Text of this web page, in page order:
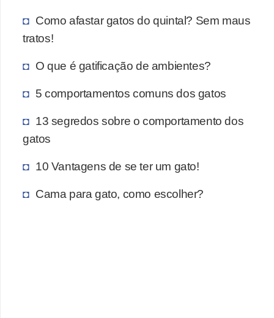
Como afastar gatos do quintal? Sem maus
tratos!
O que é gatificação de ambientes?
5 comportamentos comuns dos gatos
13 segredos sobre o comportamento dos
gatos
10 Vantagens de se ter um gato!
Cama para gato, como escolher?
m
a
i
d
e
e
t
i